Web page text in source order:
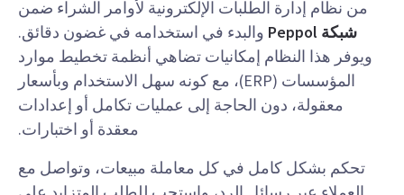
من نظام إدارة الطلبات الإلكترونية لأوامر الشراء ضمن
شبكة Peppol
والبدء في استخدامه في غضون دقائق.
ويوفر هذا النظام إمكانيات تضاهي أنظمة تخطيط موارد
المؤسسات (ERP)، مع كونه سهل الاستخدام وبأسعار
معقولة، دون الحاجة إلى عمليات تكامل أو إعدادات
معقدة أو اختبارات.
تحكم بشكل كامل في كل معاملة مبيعات، وتواصل مع